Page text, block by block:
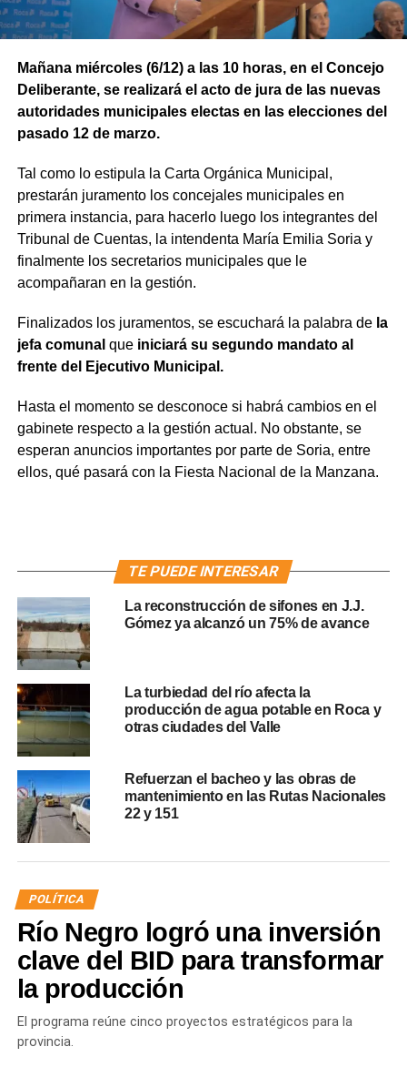
Mañana miércoles (6/12) a las 10 horas, en el Concejo
Deliberante, se realizará el acto de jura de las nuevas
autoridades municipales electas en las elecciones del
pasado 12 de marzo.
Tal como lo estipula la Carta Orgánica Municipal,
prestarán juramento los concejales municipales en
primera instancia, para hacerlo luego los integrantes del
Tribunal de Cuentas, la intendenta María Emilia Soria y
finalmente los secretarios municipales que le
acompañaran en la gestión.
Finalizados los juramentos, se escuchará la palabra de la
jefa comunal que iniciará su segundo mandato al
frente del Ejecutivo Municipal.
Hasta el momento se desconoce si habrá cambios en el
gabinete respecto a la gestión actual. No obstante, se
esperan anuncios importantes por parte de Soria, entre
ellos, qué pasará con la Fiesta Nacional de la Manzana.
TE PUEDE INTERESAR
La reconstrucción de sifones en J.J.
Gómez ya alcanzó un 75% de avance
La turbiedad del río afecta la
producción de agua potable en Roca y
otras ciudades del Valle
Refuerzan el bacheo y las obras de
mantenimiento en las Rutas Nacionales
22 y 151
POLÍTICA
Río Negro logró una inversión
clave del BID para transformar
la producción
El programa reúne cinco proyectos estratégicos para la
provincia.